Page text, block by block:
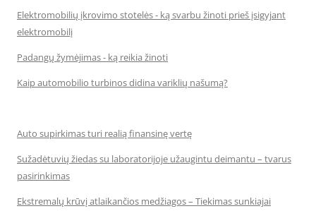
Elektromobilių įkrovimo stotelės - ką svarbu žinoti prieš įsigyjant
elektromobilį
Padangų žymėjimas - ką reikia žinoti
Kaip automobilio turbinos didina variklių našumą?
Auto supirkimas turi realią finansinę vertę
Sužadėtuvių žiedas su laboratorijoje užaugintu deimantu – tvarus
pasirinkimas
Ekstremalų krūvį atlaikančios medžiagos – Tiekimas sunkiajai